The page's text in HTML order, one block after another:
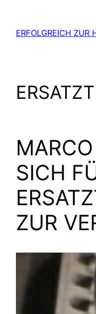
springen
ERFOLGREICH ZUR
SICH
ZUR